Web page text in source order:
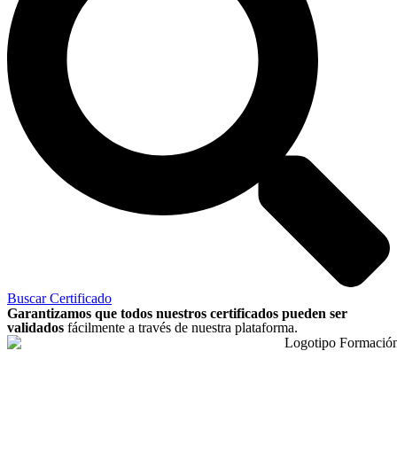
Buscar Certificado
Garantizamos que todos nuestros certificados pueden ser
validados fácilmente a través de nuestra plataforma.